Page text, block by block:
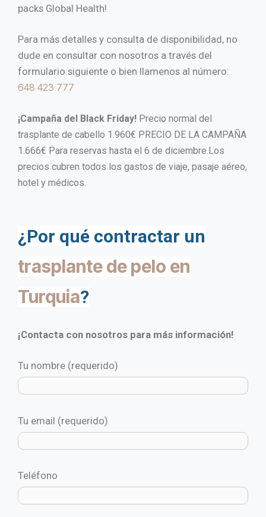
packs Global Health!
Para más detalles y consulta de disponibilidad, no
dude en consultar con nosotros a través del
formulario siguiente o bien llamenos al número:
648 423 777
¡Campaña del Black Friday! Precio normal del
trasplante de cabello 1.960€ PRECIO DE LA CAMPAÑA
1.666€ Para reservas hasta el 6 de diciembre.Los
precios cubren todos los gastos de viaje, pasaje aéreo,
hotel y médicos.
¿Por qué contractar un
trasplante de pelo en
Turquia?
¡Contacta con nosotros para más información!
Tu nombre (requerido)
Tu email (requerido)
Teléfono